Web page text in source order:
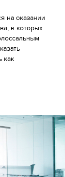
на оказании
в которых
как